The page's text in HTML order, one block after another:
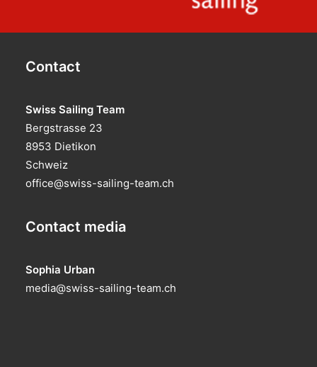
Contact
Swiss Sailing Team
Bergstrasse 23
8953 Dietikon
Schweiz
office@swiss-sailing-team.ch
Contact media
Sophia Urban
media@swiss-sailing-team.ch